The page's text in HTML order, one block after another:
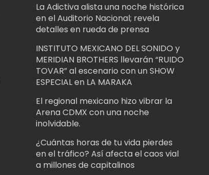
La Adictiva alista una noche histórica
en el Auditorio Nacional; revela
detalles en rueda de prensa
INSTITUTO MEXICANO DEL SONIDO y
MERIDIAN BROTHERS llevarán “RUIDO
TOVAR” al escenario con un SHOW
ESPECIAL en LA MARAKA
El regional mexicano hizo vibrar la
Arena CDMX con una noche
inolvidable.
¿Cuántas horas de tu vida pierdes
en el tráfico? Así afecta el caos vial
a millones de capitalinos